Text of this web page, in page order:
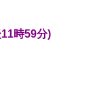
時59分)